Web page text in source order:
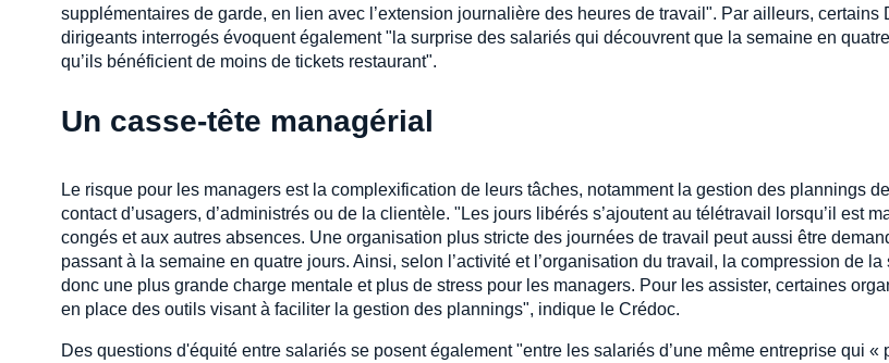
supplémentaires de garde, en lien avec l’extension journalière des heures de travail". Par ailleurs, certains
dirigeants interrogés évoquent également "la surprise des salariés qui découvrent que la semaine en
qu’ils bénéficient de moins de tickets restaurant".
Un casse-tête managérial
Le risque pour les managers est la complexification de leurs tâches, notamment la gestion des plannings
contact d’usagers, d’administrés ou de la clientèle. "Les jours libérés s’ajoutent au télétravail lorsqu’il est
congés et aux autres absences. Une organisation plus stricte des journées de travail peut aussi être
passant à la semaine en quatre jours. Ainsi, selon l’activité et l’organisation du travail, la compression de
donc une plus grande charge mentale et plus de stress pour les managers. Pour les assister, certaines
en place des outils visant à faciliter la gestion des plannings", indique le Crédoc.
Des questions d'équité entre salariés se posent également "entre les salariés d’une même entreprise qui «